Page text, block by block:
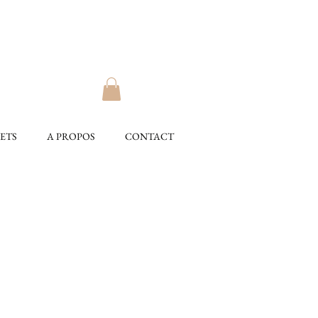
A PROPOS CONTACT